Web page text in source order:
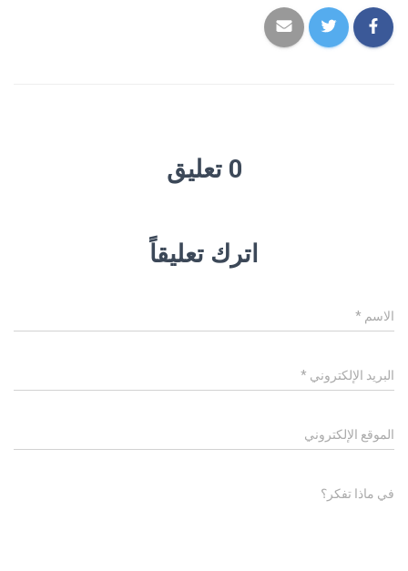
0 تعليق
اترك تعليقاً
الاسم *
البريد الإلكتروني *
الموقع الإلكتروني
في ماذا تفكر؟